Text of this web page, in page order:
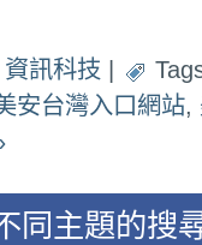
資訊科技
安台灣入口網站,
同主題的搜